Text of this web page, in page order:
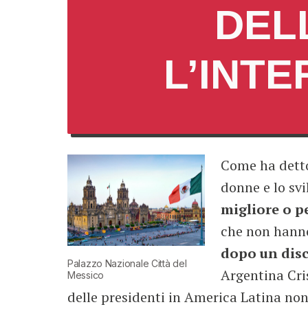
LLA
Palazzo Nazionale Città del
Messico
Come ha
donne e lo
migliore o
che non
dopo un
Argentina
delle presidenti in America Latina